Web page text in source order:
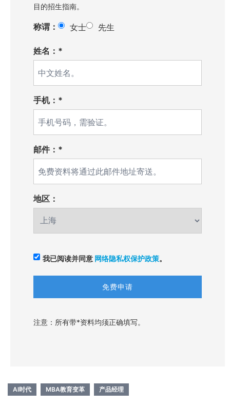
目的招生指南。
称谓： 女士 先生
姓名：*
手机：*
邮件：*
地区：
我已阅读并同意 网络隐私权保护政策。
注意：所有带*资料均须正确填写。
AI时代 MBA教育变革 产品经理